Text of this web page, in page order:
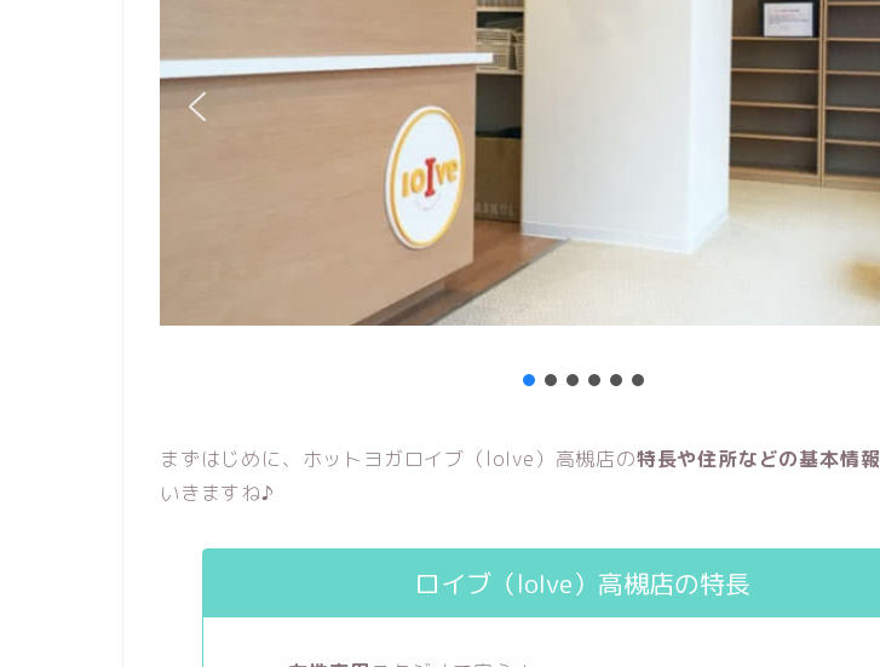
まずはじめに、ホットヨガロイブ（loIve）高槻店の特長や住所などの基本情報
いきますね♪
ロイブ（loIve）高槻店の特長